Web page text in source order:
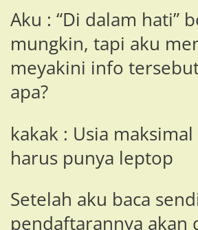
Aku : “Di dalam hati”
mungkin, tapi aku
meyakini info
apa?
kakak : Usia
harus punya leptop
Setelah aku baca
pendaftarannya akan